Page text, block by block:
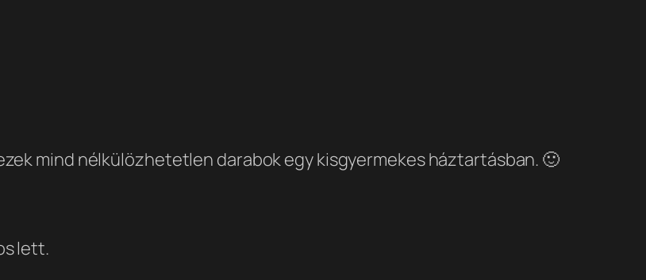
mind nélkülözhetetlen darabok egy kisgyermekes háztartásban. 🙂
lett.